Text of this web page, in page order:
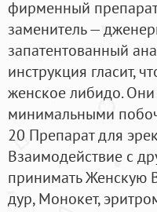
фирменный
заменитель —
запатентованный
инструкция гласит,
женское либидо.
минимальными
20 Препарат для
Взаимодействие с
принимать Женскую
дур, Монокет,